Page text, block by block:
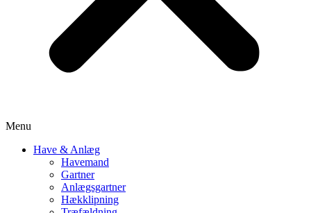
Menu
Have & Anlæg
Havemand
Gartner
Anlægsgartner
Hækklipning